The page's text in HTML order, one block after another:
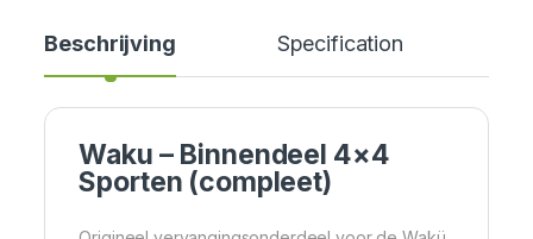
Beschrijving Specification
Waku – Binnendeel 4×4
Sporten (compleet)